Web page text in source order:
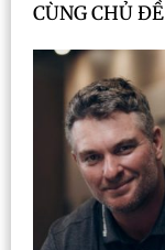
CÙNG CHỦ ĐỀ